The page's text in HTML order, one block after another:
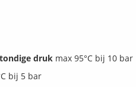
druk max 95°C bij 10 bar
bij 5 bar